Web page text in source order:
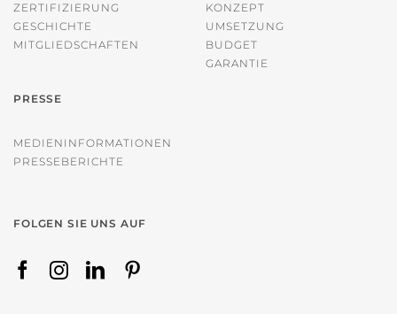
ZERTIFIZIERUNG
GESCHICHTE
MITGLIEDSCHAFTEN
KONZEPT
UMSETZUNG
BUDGET
GARANTIE
PRESSE
MEDIENINFORMATIONEN
PRESSEBERICHTE
FOLGEN SIE UNS AUF